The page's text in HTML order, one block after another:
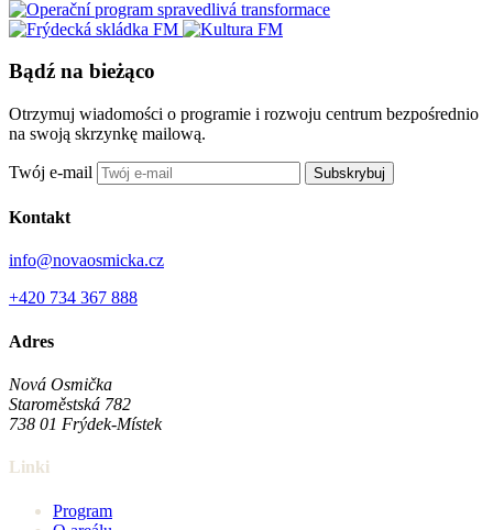
Bądź na bieżąco
Otrzymuj wiadomości o programie i rozwoju centrum bezpośrednio
na swoją skrzynkę mailową.
Twój e-mail Subskrybuj
Kontakt
info@novaosmicka.cz
+420 734 367 888
Adres
Nová Osmička
Staroměstská 782
738 01 Frýdek-Místek
Linki
Program